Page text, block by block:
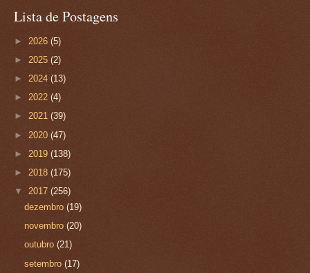
Lista de Postagens
► 2026 (5)
► 2025 (2)
► 2024 (13)
► 2022 (4)
► 2021 (39)
► 2020 (47)
► 2019 (138)
► 2018 (175)
▼ 2017 (256)
dezembro(19)
novembro(20)
outubro(21)
setembro(17)